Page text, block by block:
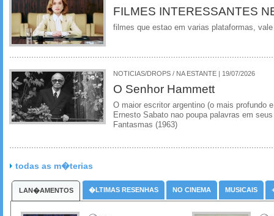
FILMES INTERESSANTES
filmes que estao em varias plataformas,
NOTICIAS/DROPS / NA ESTANTE | 19/07/2026
O Senhor Hammett
O maior escritor argentino (o mais profundo
Ernesto Sabato nao poupa palavras em
Fantasmas (1963)
todas as m�terias
LAN�AMENTOS �LTIMAS RESENHAS NO CINEMA MUSICAIS